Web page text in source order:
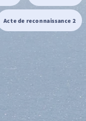
Acte de reconnaissance 2